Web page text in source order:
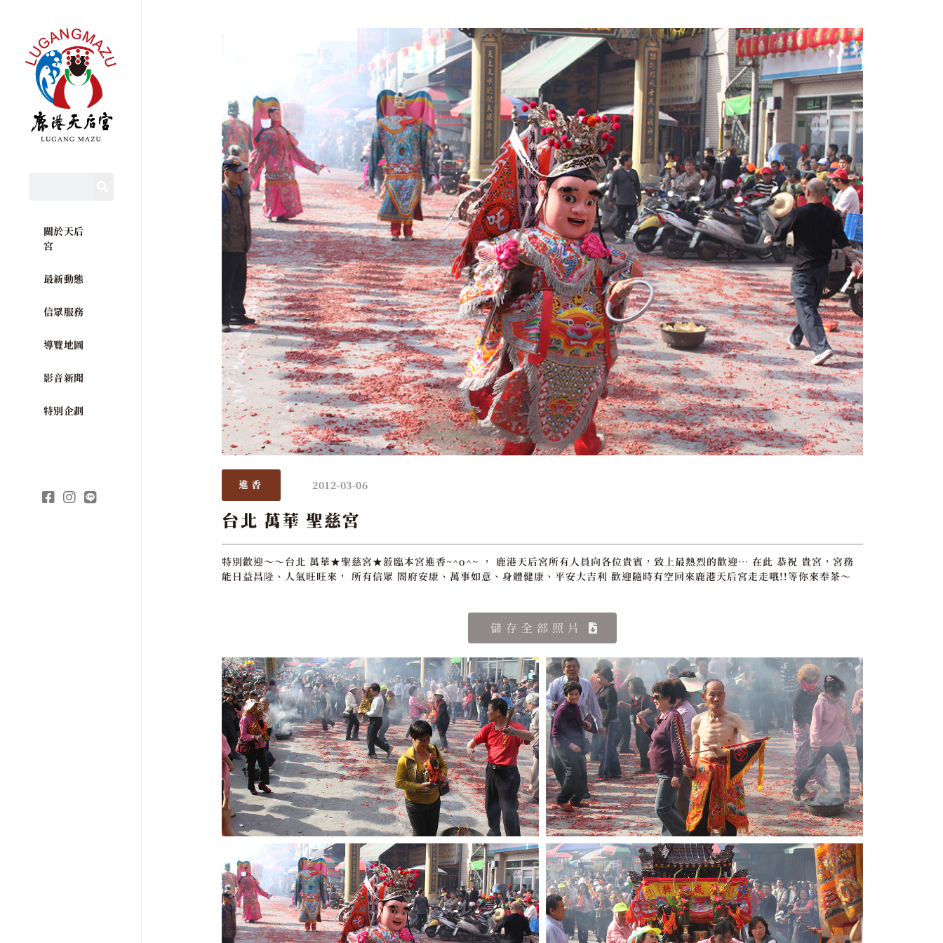
關於天后
宮
最新動態
信眾服務
導覽地圖
影音新聞
特別企劃
進香 2012-03-06
台北 萬華 聖慈宮
特別歡迎～～台北 萬華★聖慈宮★蒞臨本宮進香~^o^~ ， 鹿港天后宮所有人員向各位貴賓，致上最熱烈的歡迎… 在此 恭祝 貴宮，宮務
能日益昌隆、人氣旺旺來， 所有信眾 閤府安康、萬事如意、身體健康、平安大吉利 歡迎隨時有空回來鹿港天后宮走走哦!!等你來奉茶～
儲存全部照片